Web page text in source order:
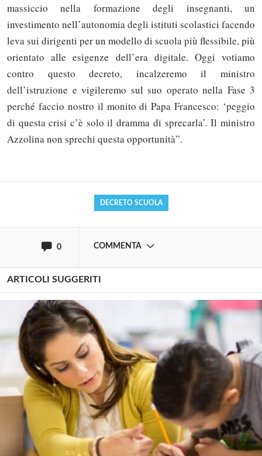
massiccio nella formazione degli insegnanti, un
investimento nell’autonomia degli istituti scolastici facendo
leva sui dirigenti per un modello di scuola più flessibile, più
orientato alle esigenze dell’era digitale. Oggi votiamo
contro questo decreto, incalzeremo il ministro
dell’istruzione e vigileremo sul suo operato nella Fase 3
perché faccio nostro il monito di Papa Francesco: ‘peggio
di questa crisi c’è solo il dramma di sprecarla’. Il ministro
Azzolina non sprechi questa opportunità”.
DECRETO SCUOLA
0 COMMENTA
Solo gli utenti registrati possono
commentare!
ARTICOLI SUGGERITI